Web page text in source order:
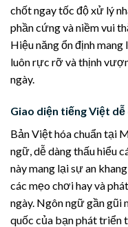
chốt ngay tốc độ xử lý
phần cứng và niềm vui
Hiệu năng ổn định
luôn rực rỡ và thịnh
ngày.
Giao diện tiếng Việt
Bản Việt hóa chuẩn tại
ngữ, dễ dàng thấu hiểu
này mang lại sự an
các mẹo chơi hay và
ngày. Ngôn ngữ gần
quốc của bạn phát